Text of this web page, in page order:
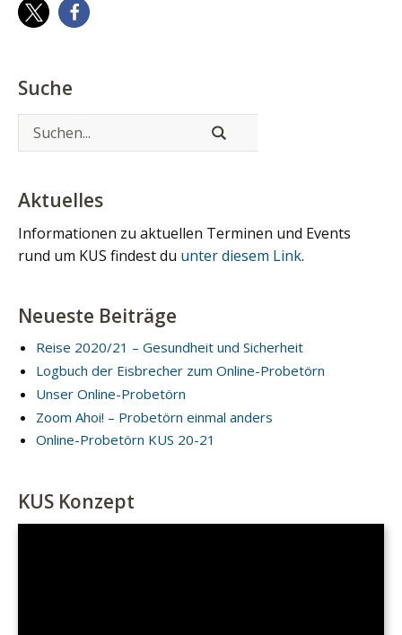
Suche
Aktuelles
Informationen zu aktuellen Terminen und Events
rund um KUS findest du unter diesem Link.
Neueste Beiträge
Reise 2020/21 – Gesundheit und Sicherheit
Logbuch der Eisbrecher zum Online-Probetörn
Unser Online-Probetörn
Zoom Ahoi! – Probetörn einmal anders
Online-Probetörn KUS 20-21
KUS Konzept